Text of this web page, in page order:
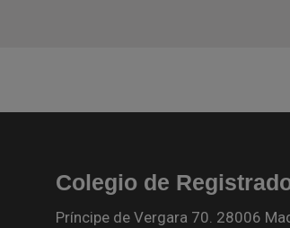
Colegio de
Príncipe de Vergara 70. 28006